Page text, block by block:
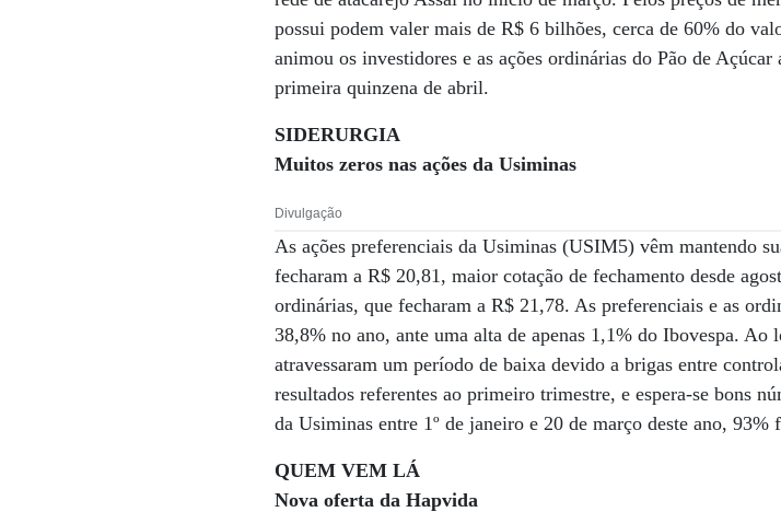
possui podem valer mais de R$ 6 bilhões, cerca de 60% do
animou os investidores e as ações ordinárias do Pão de
primeira quinzena de abril.
SIDERURGIA
Muitos zeros nas ações da Usiminas
Divulgação
As ações preferenciais da Usiminas (USIM5) vêm mantendo
fecharam a R$ 20,81, maior cotação de fechamento desde
ordinárias, que fecharam a R$ 21,78. As preferenciais e as
38,8% no ano, ante uma alta de apenas 1,1% do Ibovespa. Ao
atravessaram um período de baixa devido a brigas entre
resultados referentes ao primeiro trimestre, e espera-se bons
da Usiminas entre 1º de janeiro e 20 de março deste ano, 93%
QUEM VEM LÁ
Nova oferta da Hapvida